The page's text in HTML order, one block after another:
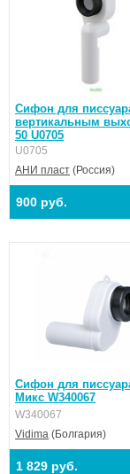
Сифон для
вертикальным
50 U0705
U0705
АНИ пласт (Россия)
900 руб.
Сифон для
Микс W340067
W340067
Vidima (Болгария)
1 829 руб.